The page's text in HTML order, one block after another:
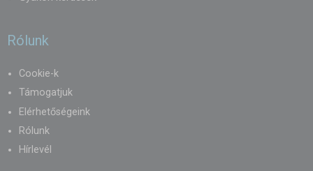
Rólunk
Cookie-k
Támogatjuk
Elérhetőségeink
Rólunk
Hírlevél